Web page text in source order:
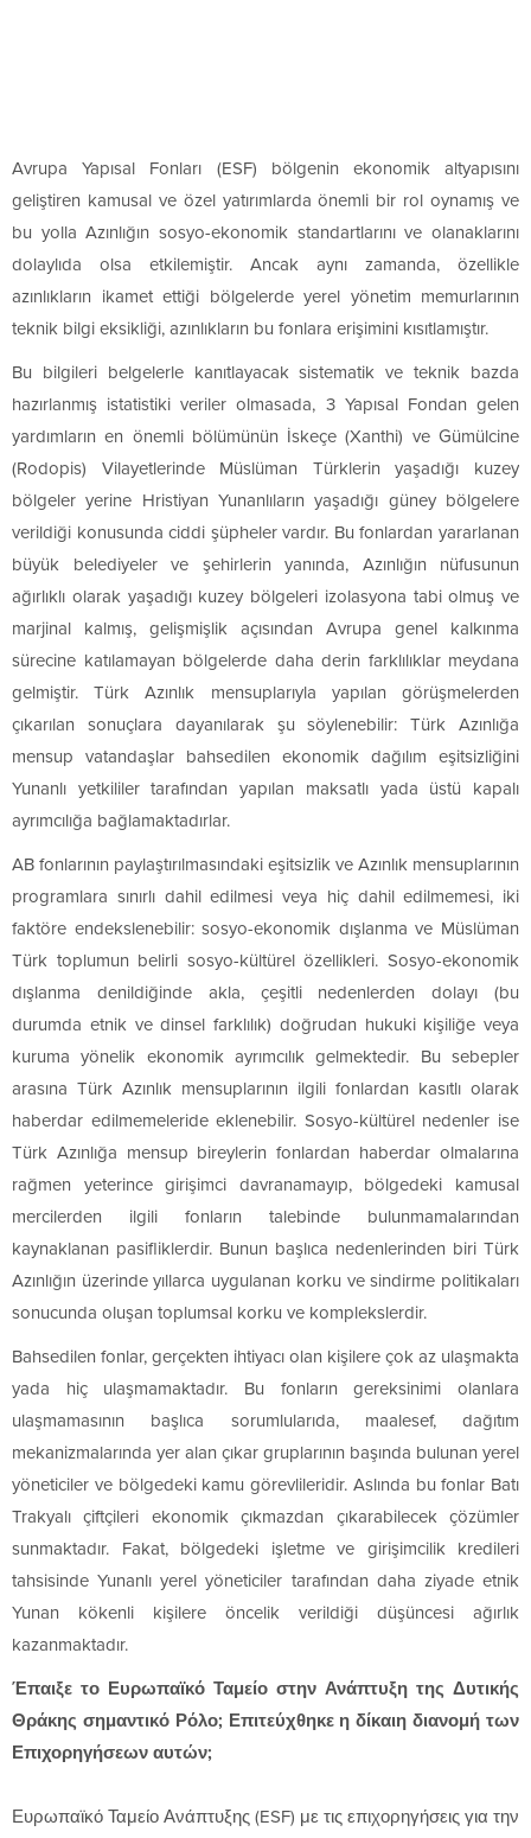
Avrupa Yapısal Fonları (ESF) bölgenin ekonomik altyapısını
geliştiren kamusal ve özel yatırımlarda önemli bir rol oynamış ve
bu yolla Azınlığın sosyo-ekonomik standartlarını ve olanaklarını
dolaylıda olsa etkilemiştir. Ancak aynı zamanda, özellikle
azınlıkların ikamet ettiği bölgelerde yerel yönetim memurlarının
teknik bilgi eksikliği, azınlıkların bu fonlara erişimini kısıtlamıştır.
Bu bilgileri belgelerle kanıtlayacak sistematik ve teknik bazda
hazırlanmış istatistiki veriler olmasada, 3 Yapısal Fondan gelen
yardımların en önemli bölümünün İskeçe (Xanthi) ve Gümülcine
(Rodopis) Vilayetlerinde Müslüman Türklerin yaşadığı kuzey
bölgeler yerine Hristiyan Yunanlıların yaşadığı güney bölgelere
verildiği konusunda ciddi şüpheler vardır. Bu fonlardan yararlanan
büyük belediyeler ve şehirlerin yanında, Azınlığın nüfusunun
ağırlıklı olarak yaşadığı kuzey bölgeleri izolasyona tabi olmuş ve
marjinal kalmış, gelişmişlik açısından Avrupa genel kalkınma
sürecine katılamayan bölgelerde daha derin farklılıklar meydana
gelmiştir. Türk Azınlık mensuplarıyla yapılan görüşmelerden
çıkarılan sonuçlara dayanılarak şu söylenebilir: Türk Azınlığa
mensup vatandaşlar bahsedilen ekonomik dağılım eşitsizliğini
Yunanlı yetkililer tarafından yapılan maksatlı yada üstü kapalı
ayrımcılığa bağlamaktadırlar.
AB fonlarının paylaştırılmasındaki eşitsizlik ve Azınlık mensuplarının
programlara sınırlı dahil edilmesi veya hiç dahil edilmemesi, iki
faktöre endekslenebilir: sosyo-ekonomik dışlanma ve Müslüman
Türk toplumun belirli sosyo-kültürel özellikleri. Sosyo-ekonomik
dışlanma denildiğinde akla, çeşitli nedenlerden dolayı (bu
durumda etnik ve dinsel farklılık) doğrudan hukuki kişiliğe veya
kuruma yönelik ekonomik ayrımcılık gelmektedir. Bu sebepler
arasına Türk Azınlık mensuplarının ilgili fonlardan kasıtlı olarak
haberdar edilmemeleride eklenebilir. Sosyo-kültürel nedenler ise
Türk Azınlığa mensup bireylerin fonlardan haberdar olmalarına
rağmen yeterince girişimci davranamayıp, bölgedeki kamusal
mercilerden ilgili fonların talebinde bulunmamalarından
kaynaklanan pasifliklerdir. Bunun başlıca nedenlerinden biri Türk
Azınlığın üzerinde yıllarca uygulanan korku ve sindirme politikaları
sonucunda oluşan toplumsal korku ve komplekslerdir.
Bahsedilen fonlar, gerçekten ihtiyacı olan kişilere çok az ulaşmakta
yada hiç ulaşmamaktadır. Bu fonların gereksinimi olanlara
ulaşmamasının başlıca sorumlularıda, maalesef, dağıtım
mekanizmalarında yer alan çıkar gruplarının başında bulunan yerel
yöneticiler ve bölgedeki kamu görevlileridir. Aslında bu fonlar Batı
Trakyalı çiftçileri ekonomik çıkmazdan çıkarabilecek çözümler
sunmaktadır. Fakat, bölgedeki işletme ve girişimcilik kredileri
tahsisinde Yunanlı yerel yöneticiler tarafından daha ziyade etnik
Yunan kökenli kişilere öncelik verildiği düşüncesi ağırlık
kazanmaktadır.
Έπαιξε το Ευρωπαϊκό Ταμείο στην Ανάπτυξη της Δυτικής
Θράκης σημαντικό Ρόλο; Επιτεύχθηκε η δίκαιη διανομή των
Επιχορηγήσεων αυτών;
Ευρωπαϊκό Ταμείο Ανάπτυξης (ESF) με τις επιχορηγήσεις για την